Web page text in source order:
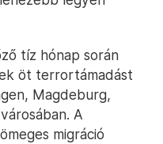
tíz hónap során
öt terrortámadást
Magdeburg,
A
migráció